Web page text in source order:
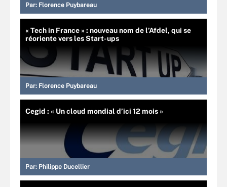
Par: Florence Puybareau
« Tech in France » : nouveau nom de l’Afdel, qui se
réoriente vers les Start-ups
Par: Florence Puybareau
Cegid : « Un cloud mondial d’ici 12 mois »
Par: Philippe Ducellier